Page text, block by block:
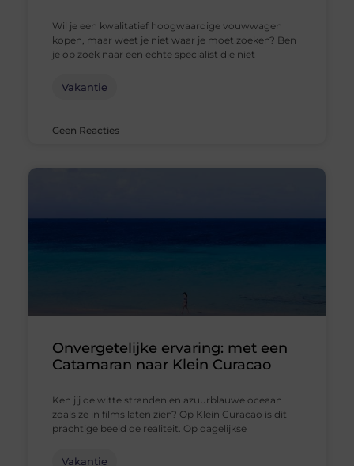
Wil je een kwalitatief hoogwaardige vouwwagen
kopen, maar weet je niet waar je moet zoeken? Ben
je op zoek naar een echte specialist die niet
Vakantie
Geen Reacties
Onvergetelijke ervaring: met een
Catamaran naar Klein Curacao
Ken jij de witte stranden en azuurblauwe oceaan
zoals ze in films laten zien? Op Klein Curacao is dit
prachtige beeld de realiteit. Op dagelijkse
Vakantie